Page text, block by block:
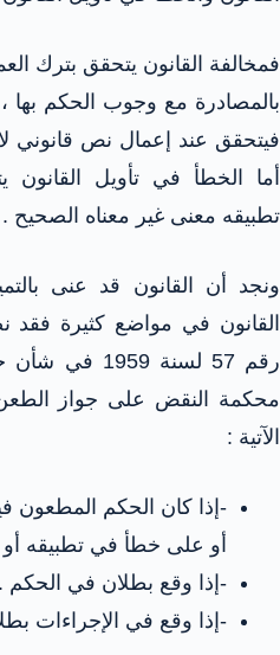
فمخالفة القانون يتحقق بترك
بالمصادرة مع وجوب الحكم بها
فيتحقق عند إعمال نص قانوني
أما الخطأ في تأويل
تطبيقه معنى غير معناه الصحيح .
ونجد أن القانون قد عنى
رقم 57 لسنة
محكمة النقض على جواز
الآتية :
-إذا كان الحكم المطعون
أو على خطأ في تطبيقه أو
-إذا وقع بطلان في الحكم .
-إذا وقع في الإجراءات